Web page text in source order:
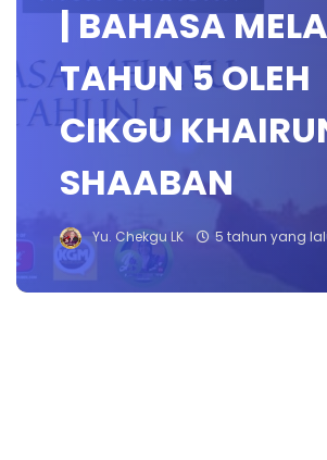
| BAHASA
TAHUN 5 OLEH
CIKGU
SHAABAN
Yu. Chekgu LK 5 tahun yang